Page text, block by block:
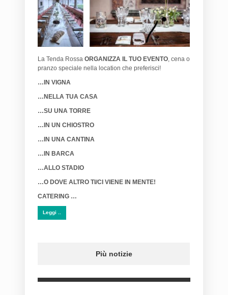
La Tenda Rossa ORGANIZZA IL TUO EVENTO, cena o
pranzo speciale nella location che preferisci!
…IN VIGNA
…NELLA TUA CASA
…SU UNA TORRE
…IN UN CHIOSTRO
…IN UNA CANTINA
…IN BARCA
…ALLO STADIO
…O DOVE ALTRO TI/CI VIENE IN MENTE!
CATERING …
Leggi ..
Più notizie